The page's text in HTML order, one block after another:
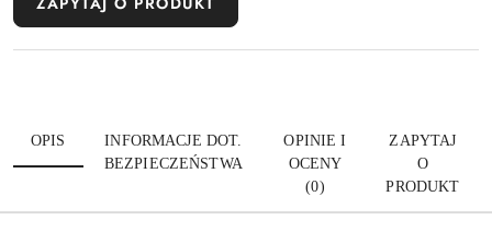
OPIS
INFORMACJE DOT.
BEZPIECZEŃSTWA
OPINIE I
OCENY
(0)
ZAPYTAJ
O
PRODUKT